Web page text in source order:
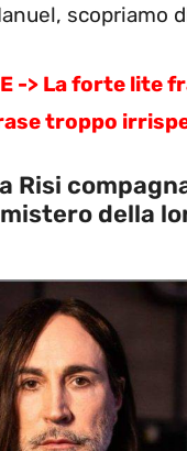
scopriamo
-> La forte lite
troppo
Risi
della